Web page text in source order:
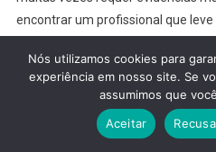
encontrar um profissional que leve
Posso ter
mesmo sem
Nós utilizamos cookies para
experiência em nosso site. Se
assumimos que
Aceitar